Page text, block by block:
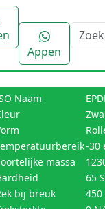
Appen
Naam
-30
massa
65
bij breuk
450